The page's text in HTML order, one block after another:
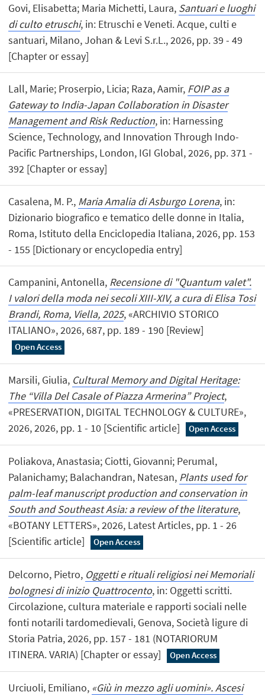
Govi, Elisabetta; Maria Michetti, Laura, Santuari e luoghi
di culto etruschi, in: Etruschi e Veneti. Acque, culti e
santuari, Milano, Johan & Levi S.r.L., 2026, pp. 39 - 49
[Chapter or essay]
Lall, Marie; Proserpio, Licia; Raza, Aamir, FOIP as a
Gateway to India-Japan Collaboration in Disaster
Management and Risk Reduction, in: Harnessing
Science, Technology, and Innovation Through Indo-
Pacific Partnerships, London, IGI Global, 2026, pp. 371 -
392 [Chapter or essay]
Casalena, M. P., Maria Amalia di Asburgo Lorena, in:
Dizionario biografico e tematico delle donne in Italia,
Roma, Istituto della Enciclopedia Italiana, 2026, pp. 153
- 155 [Dictionary or encyclopedia entry]
Campanini, Antonella, Recensione di "Quantum valet".
I valori della moda nei secoli XIII-XIV, a cura di Elisa Tosi
Brandi, Roma, Viella, 2025, «ARCHIVIO STORICO
ITALIANO», 2026, 687, pp. 189 - 190 [Review]
Open Access
Marsili, Giulia, Cultural Memory and Digital Heritage:
The “Villa Del Casale of Piazza Armerina” Project,
«PRESERVATION, DIGITAL TECHNOLOGY & CULTURE»,
2026, 2026, pp. 1 - 10 [Scientific article]
Open Access
Poliakova, Anastasia; Ciotti, Giovanni; Perumal,
Palanichamy; Balachandran, Natesan, Plants used for
palm-leaf manuscript production and conservation in
South and Southeast Asia: a review of the literature,
«BOTANY LETTERS», 2026, Latest Articles, pp. 1 - 26
[Scientific article]
Open Access
Delcorno, Pietro, Oggetti e rituali religiosi nei Memoriali
bolognesi di inizio Quattrocento, in: Oggetti scritti.
Circolazione, cultura materiale e rapporti sociali nelle
fonti notarili tardomedievali, Genova, Società ligure di
Storia Patria, 2026, pp. 157 - 181 (NOTARIORUM
ITINERA. VARIA) [Chapter or essay]
Open Access
Urciuoli, Emiliano, «Giù in mezzo agli uomini». Ascesi